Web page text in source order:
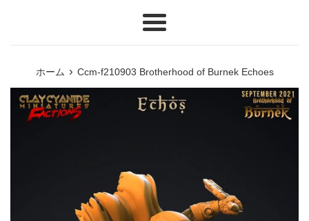
メ
ホーム › Ccm-f210903 Brotherhood of Burnek Echoes